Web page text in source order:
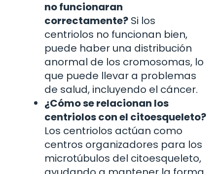
no funcionaran
correctamente? Si los
centriolos no funcionan bien,
puede haber una distribución
anormal de los cromosomas, lo
que puede llevar a problemas
de salud, incluyendo el cáncer.
¿Cómo se relacionan los
centriolos con el citoesqueleto?
Los centriolos actúan como
centros organizadores para los
microtúbulos del citoesqueleto,